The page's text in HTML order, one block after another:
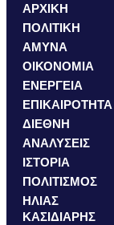
ΑΡΧΙΚΗ
ΠΟΛΙΤΙΚΗ
ΑΜΥΝΑ
ΟΙΚΟΝΟΜΙΑ
ΕΝΕΡΓΕΙΑ
ΕΠΙΚΑΙΡΟΤΗΤΑ
ΔΙΕΘΝΗ
ΑΝΑΛΥΣΕΙΣ
ΙΣΤΟΡΙΑ
ΠΟΛΙΤΙΣΜΟΣ
ΗΛΙΑΣ
ΚΑΣΙΔΙΑΡΗΣ